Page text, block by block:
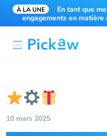
À LA UNE
En tant que
engagements en matière
10 mars 2025